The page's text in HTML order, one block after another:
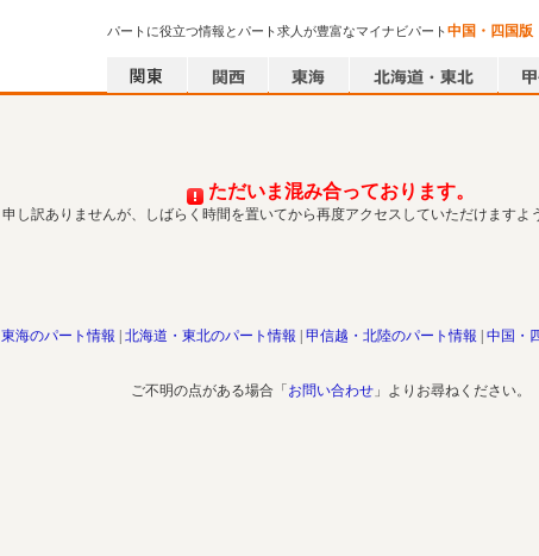
パートに役立つ情報とパート求人が豊富なマイナビパート中国・四国版
ただいま混み合っております。
申し訳ありませんが、しばらく時間を置いてから再度アクセスしていただけますよ
東海のパート情報 北海道・東北のパート情報 甲信越・北陸のパート情報 中国・
ご不明の点がある場合「 お問い合わせ 」よりお尋ねください。